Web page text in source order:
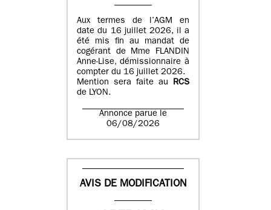
Aux termes de l’AGM en
date du 16 juillet 2026, il a
été mis fin au mandat de
cogérant de Mme FLANDIN
Anne-Lise, démissionnaire à
compter du 16 juillet 2026.
Mention sera faite au RCS
de LYON.
Annonce parue le
06/08/2026
AVIS DE MODIFICATION